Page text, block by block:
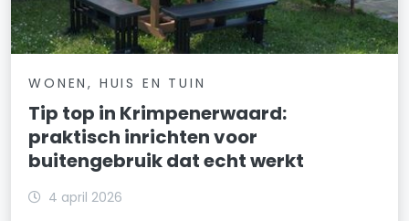
WONEN, HUIS EN TUIN
Tip top in Krimpenerwaard:
praktisch inrichten voor
buitengebruik dat echt werkt
4 april 2026